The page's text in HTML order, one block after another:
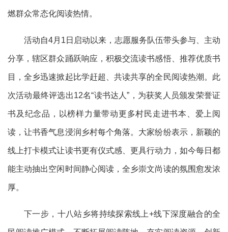
燃群众常态化阅读热情。
活动自4月1日启动以来，志愿服务队伍带头参与、主动
分享，辖区群众踊跃响应，积极交流读书感悟、推荐优质书
目，全乡迅速掀起比学赶超、共读共享的全民阅读热潮。此
次活动最终评选出12名“读书达人”，为获奖人员颁发荣誉证
书及纪念品，以榜样力量带动更多村民走进书本、爱上阅
读，让书香气息浸润乡村每个角落。大家纷纷表示，新颖的
线上打卡模式让读书更有仪式感、更具行动力，如今每日都
能主动抽出空闲时间静心阅读，全乡崇文尚读的氛围愈发浓
厚。
下一步，十八站乡将持续探索线上+线下深度融合的全